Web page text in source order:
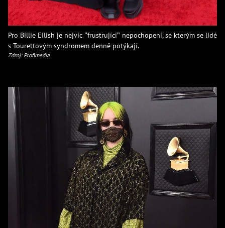
Pro Billie Eilish je nejvíc "frustrující" nepochopení, se kterým se lidé
s Tourettovým syndromem denně potýkají.
Zdroj: Profimedia